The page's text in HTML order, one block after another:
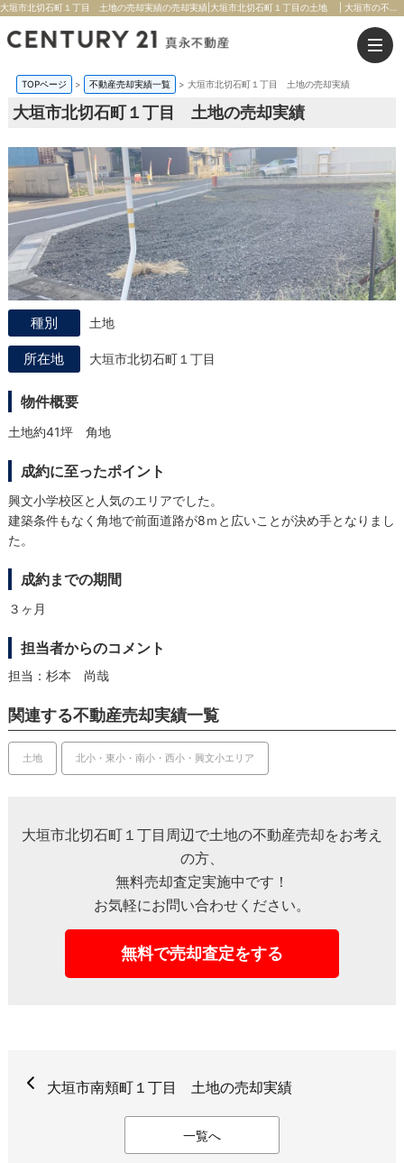
TOPページ > 不動産売却実績一覧 > 大垣市北切石町１丁目 土地の売却実績
大垣市北切石町１丁目 土地の売却実績
土地
大垣市北切石町１丁目
物件概要
土地約41坪 角地
成約に至ったポイント
興文小学校区と人気のエリアでした。
建築条件もなく角地で前面道路が8ｍと広いことが決め手となりまし
た。
成約までの期間
３ヶ月
担当者からのコメント
担当：杉本 尚哉
関連する不動産売却実績一覧
土地 北小・東小・南小・西小・興文小エリア
大垣市北切石町１丁目周辺で土地の不動産売却をお考え
の方、
無料売却査定実施中です！
お気軽にお問い合わせください。
無料で売却査定をする
大垣市南頬町１丁目 土地の売却実績
一覧へ